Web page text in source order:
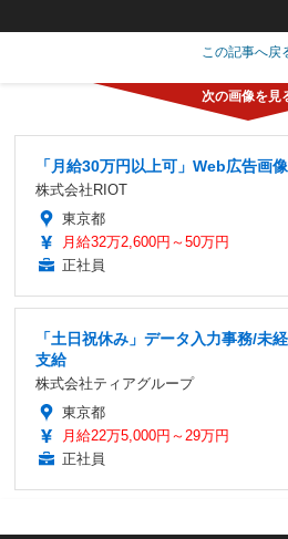
この記事へ戻
「月給30万円以上可」Web広告画
株式会社RIOT
東京都
月給32万2,600円～50万円
正社員
「土日祝休み」データ入力事務/未
支給
株式会社ティアグループ
東京都
月給22万5,000円～29万円
正社員